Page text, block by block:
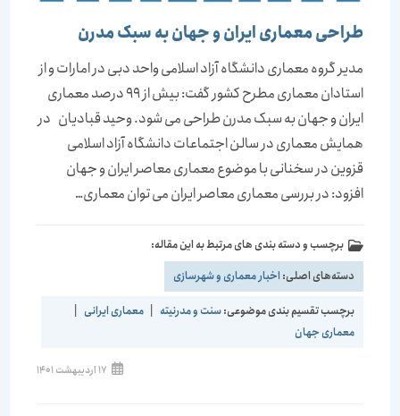
طراحی معماری ایران و جهان به سبک مدرن
مدیر گروه معماری دانشگاه آزاد اسلامی واحد دبی در امارات و از
استادان معماری مطرح کشور گفت: بیش از 99 درصد معماری
ایران و جهان به سبک مدرن طراحی می شود. وحید قبادیان در
همایش معماری در سالن اجتماعات دانشگاه آزاد اسلامی
قزوین در سخنانی با موضوع معماری معاصر ایران و جهان
افزود: در بررسی معماری معاصر ایران می توان معماری…
برچسب و دسته بندی های مرتبط به این مقاله:
دسته‌های اصلی:اخبار معماری و شهرسازی
برچسب تقسیم بندی موضوعی:سنت و مدرنیته | معماری ایرانی |
معماری جهان
نوشته
منتشر
17 اردیبهشت 1401